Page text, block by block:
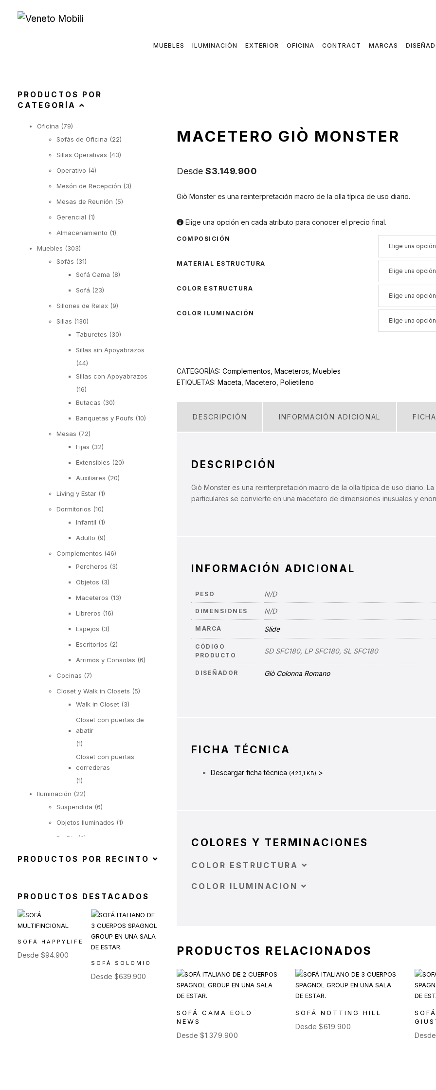
MUEBLES ILUMINACIÓN EXTERIOR OFICINA CONTRACT MARCAS
MACETERO GIÒ MONSTER
Desde $3.149.900
Giò Monster es una reinterpretación macro de la olla típica de uso diario.
Elige una opción en cada atributo para conocer el precio final.
COMPOSICIÓN
MATERIAL ESTRUCTURA
COLOR ESTRUCTURA
COLOR ILUMINACIÓN
CATEGORÍAS: Complementos Maceteros Muebles
ETIQUETAS: Maceta Macetero Polietileno
DESCRIPCIÓN INFORMACIÓN ADICIONAL
DESCRIPCIÓN
Giò Monster es una reinterpretación macro de la olla típica de uso diario.
particulares se convierte en una macetero de dimensiones inusuales y
INFORMACIÓN ADICIONAL
PESO N/D
DIMENSIONES N/D
MARCA Slide
CÓDIGO
PRODUCTO
SD SFC180, LP SFC180, SL SFC180
DISEÑADOR Giò Colonna Romano
FICHA TÉCNICA
Descargar ficha técnica (423,1 KB) >
COLORES Y TERMINACIONES
COLOR ESTRUCTURA
COLOR ILUMINACION
PRODUCTOS RELACIONADOS
SOFÁ CAMA EOLO
NEWS
Desde $1.379.900
SOFÁ NOTTING HILL
Desde$619.900
Desde
PRODUCTOS POR
CATEGORÍA
Oficina (79)
Sofás de Oficina (22)
Sillas Operativas (43)
Operativo (4)
Mesón de Recepción (3)
Mesas de Reunión (5)
Gerencial (1)
Almacenamiento (1)
Muebles (303)
Sofás (31)
Sofá Cama (8)
Sofá (23)
Sillones de Relax (9)
Sillas (130)
Taburetes (30)
Sillas sin Apoyabrazos
(44)
Sillas con Apoyabrazos
(16)
Butacas (30)
Banquetas y Poufs (10)
Mesas (72)
Fijas (32)
Extensibles (20)
Auxiliares (20)
Living y Estar (1)
Dormitorios (10)
Infantil (1)
Adulto (9)
Complementos (46)
Percheros (3)
Objetos (3)
Maceteros (13)
Libreros (16)
Espejos (3)
Escritorios (2)
Arrimos y Consolas (6)
Cocinas (7)
Closet y Walk in Closets (5)
Walk in Closet (3)
Closet con puertas de
abatir
(1)
Closet con puertas
correderas
(1)
Iluminación (22)
Suspendida (6)
Objetos Iluminados (1)
De Pie
(6)
Sofás de Exterior(20)
Sillas de Exterior(45)
Taburetes de Exterior(12)
Sillas de Exterior sin
Sillas de Exterior con
PRODUCTOS POR RECINTO
PRODUCTOS DESTACADOS
SOFÁ HAPPYLIFE
Desde $94.900
SOFÁ SOLOMIO
Desde $639.900